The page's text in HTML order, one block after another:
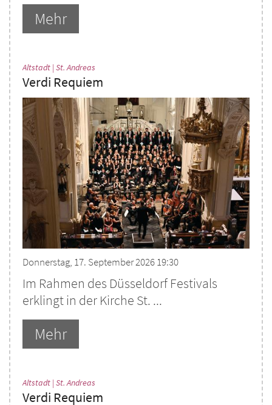
Mehr
Altstadt | St. Andreas
Verdi Requiem
Donnerstag, 17. September 2026 19:30
Im Rahmen des Düsseldorf Festivals
erklingt in der Kirche St. ...
Mehr
Altstadt | St. Andreas
Verdi Requiem